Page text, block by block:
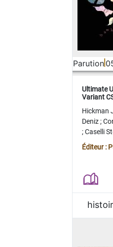
Parution
Ultimate
Variant
Hickman
Deniz;
;Caselli
Juan
Éditeur :